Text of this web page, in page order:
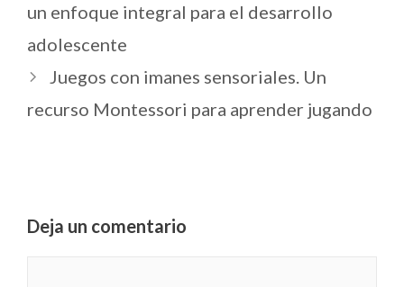
un enfoque integral para el desarrollo
adolescente
Juegos con imanes sensoriales. Un
recurso Montessori para aprender jugando
Deja un comentario